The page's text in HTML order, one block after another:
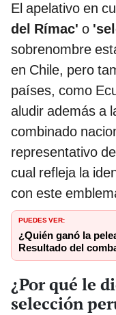
El apelativo en
del Rímac' o
sobrenombre
en Chile, pero
países, como
aludir además a
combinado
representativo
cual refleja la
con este
PUEDES VER:
¿Quién ganó la
Resultado del
¿Por qué le
selección